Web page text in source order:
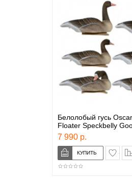
Белолобый гусь
Floater Speckbelly
7 990 р.
в